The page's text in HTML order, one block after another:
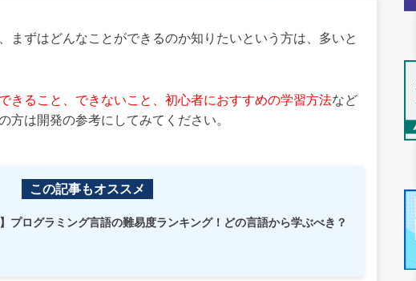
まずはどんなことができるのか知りたいという方は、多いと
きること、できないこと、初心者におすすめの学習方法など
方は開発の参考にしてみてください。
この記事もオススメ
】プログラミング言語の難易度ランキング！どの言語から学ぶべき？